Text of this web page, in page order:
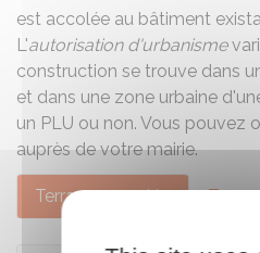
est accolée au bâtiment
L'autorisation d'urbanisme
construction se trouve dans
et dans une zone urbaine
un PLU ou non. Vous pouvez
auprès de votre mairie.
Terrasse accolée